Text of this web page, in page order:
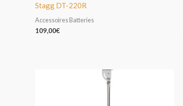
Stagg DT-220R
Accessoires Batteries
109,00€